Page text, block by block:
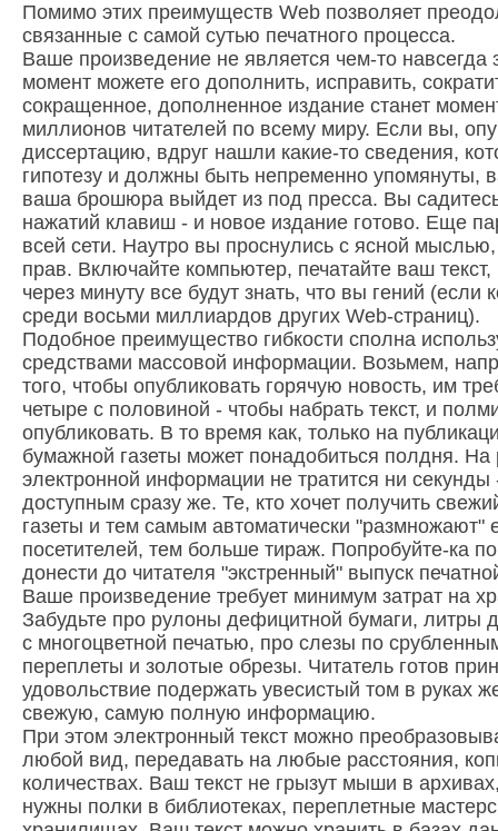
Помимо этих преимуществ Web позволяет
связанные с самой сутью печатного процесса.
Ваше произведение не является чем-то
момент можете его дополнить, исправить,
сокращенное, дополненное издание станет
миллионов читателей по всему миру. Если вы,
диссертацию, вдруг нашли какие-то сведения,
гипотезу и должны быть непременно упомянуты,
ваша брошюра выйдет из под пресса. Вы
нажатий клавиш - и новое издание готово. Еще
всей сети. Наутро вы проснулись с ясной
прав. Включайте компьютер, печатайте ваш
через минуту все будут знать, что вы гений
среди восьми миллиардов других Web-страниц).
Подобное преимущество гибкости сполна
средствами массовой информации. Возьмем,
того, чтобы опубликовать горячую новость, им
четыре с половиной - чтобы набрать текст, и
опубликовать. В то время как, только на
бумажной газеты может понадобиться полдня. На
электронной информации не тратится ни секунды
доступным сразу же. Те, кто хочет получить
газеты и тем самым автоматически
посетителей, тем больше тираж. Попробуйте-ка
донести до читателя "экстренный" выпуск
Ваше произведение требует минимум затрат на
Забудьте про рулоны дефицитной бумаги, литры
с многоцветной печатью, про слезы по
переплеты и золотые обрезы. Читатель готов
удовольствие подержать увесистый том в руках
свежую, самую полную информацию.
При этом электронный текст можно
любой вид, передавать на любые расстояния,
количествах. Ваш текст не грызут мыши в
нужны полки в библиотеках, переплетные